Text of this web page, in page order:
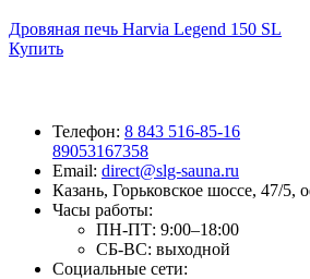
Дровяная печь Harvia Legend 150 SL
Купить
Телефон: 8 843 516-85-16
89053167358
Email: direct@slg-sauna.ru
Казань, Горьковское шоссе, 47/5,
Часы работы:
ПН-ПТ: 9:00–18:00
СБ-ВС: выходной
Социальные сети: